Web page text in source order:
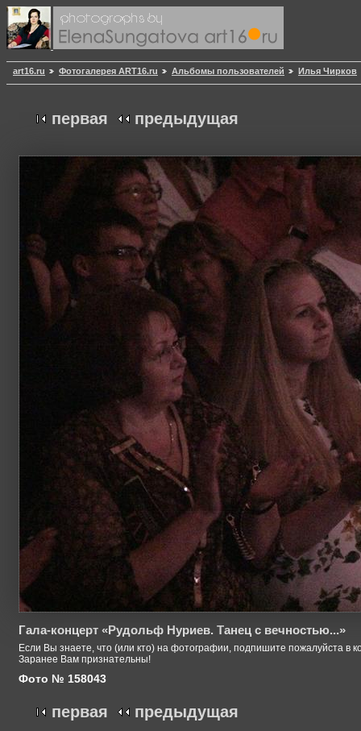
art16.ru Фотогалерея ART16.ru Альбомы пользователей Илья Чирков
первая предыдущая
Гала-концерт «Рудольф Нуриев. Танец с вечностью...»
Если Вы знаете, что (или кто) на фотографии, подпишите пожалуйста в
Заранее Вам признательны!
Фото № 158043
первая предыдущая